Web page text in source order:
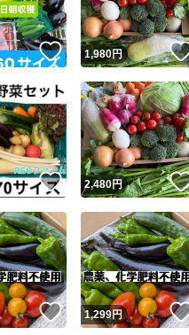
いいね！
1,980円
いいね！
2,480円
いいね！
1,299円